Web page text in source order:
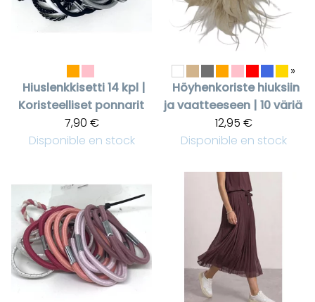
Hiuslenkkisetti 14 kpl |
Koristeelliset ponnarit
7,90 €
Disponible en stock
»
Höyhenkoriste hiuksiin
ja vaatteeseen | 10 väriä
12,95 €
Disponible en stock